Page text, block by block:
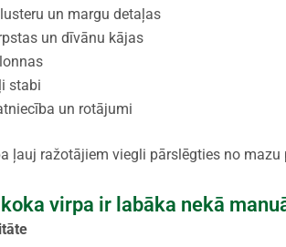
un margu detaļas
un dīvānu kājas
stabi
un rotājumi
ļauj ražotājiem viegli pārslēgties no
koka virpa ir labāka nekā